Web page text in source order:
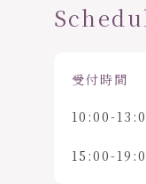
受付時間
10:00-
15:00-